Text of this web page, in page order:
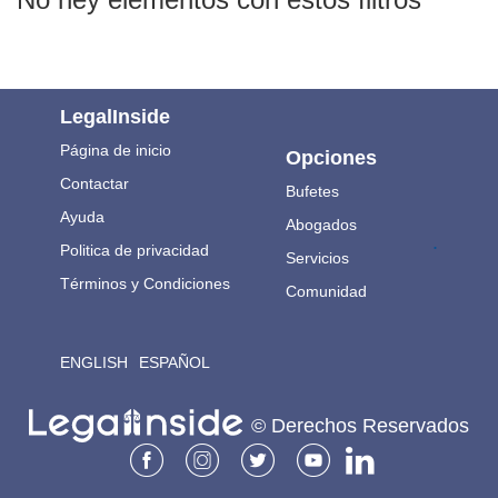
LegalInside
Página de inicio
Contactar
Ayuda
Politica de privacidad
Términos y Condiciones
ENGLISH ESPAÑOL
Opciones
Bufetes
Abogados
Servicios
Comunidad
.
© Derechos Reservados